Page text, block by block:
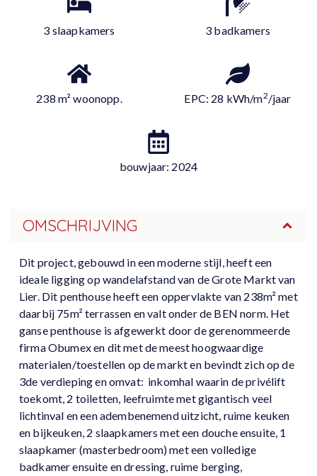
3 slaapkamers 3 badkamers
238 m² woonopp. EPC: 28 kWh/m2/jaar
bouwjaar: 2024
OMSCHRIJVING
Dit project, gebouwd in een moderne stijl, heeft een
ideale ligging op wandelafstand van de Grote Markt van
Lier. Dit penthouse heeft een oppervlakte van 238m² met
daarbij 75m² terrassen en valt onder de BEN norm. Het
ganse penthouse is afgewerkt door de gerenommeerde
firma Obumex en dit met de meest hoogwaardige
materialen/toestellen op de markt en bevindt zich op de
3de verdieping en omvat: inkomhal waarin de privélift
toekomt, 2 toiletten, leefruimte met gigantisch veel
lichtinval en een adembenemend uitzicht, ruime keuken
en bijkeuken, 2 slaapkamers met een douche ensuite, 1
slaapkamer (masterbedroom) met een volledige
badkamer ensuite en dressing, ruime berging,